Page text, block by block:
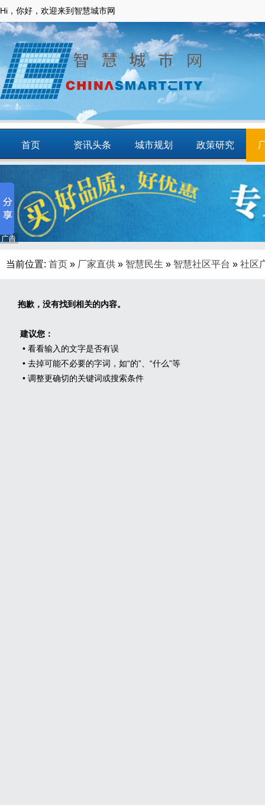
Hi，你好，欢迎来到智慧城市网
首页 资讯头条 城市规划 政策研究
智慧应用 商圈
当前位置: 首页 » 厂家直供 » 智慧民生 » 智慧社区平台 » 社区
抱歉，没有找到相关的内容。
建议您：
• 看看输入的文字是否有误
• 去掉可能不必要的字词，如“的”、“什么”等
• 调整更确切的关键词或搜索条件